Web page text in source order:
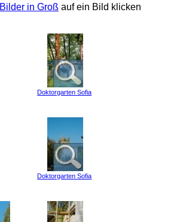
Bilder in Groß auf ein Bild klicken
Doktorgarten Sofia
Doktorgarten Sofia